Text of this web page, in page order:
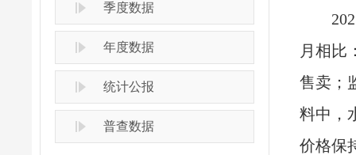
季度数据
年度数据
统计公报
普查数据
月相比
售卖；
料中，
价格保